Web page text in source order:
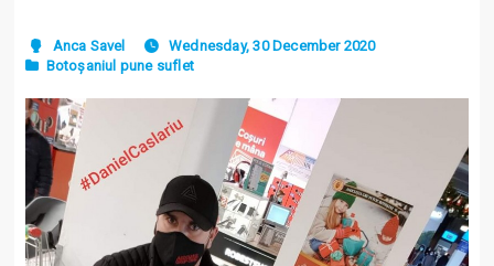
Anca Savel
Wednesday, 30 December 2020
Botoșaniul pune suflet